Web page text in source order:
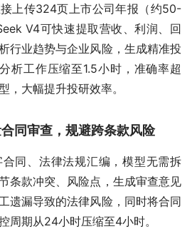
上传324页上市公司年报（约50-
V4可快速提取营收、利润、回
行业趋势与企业风险，生成精准投
析工作压缩至1.5小时，准确率超
，大幅提升投研效率。
同审查，规避跨条款风险
同、法律法规汇编，模型无需拆
条款冲突、风险点，生成审查意见
遗漏导致的法律风险，同时将合同
周期从24小时压缩至4小时。